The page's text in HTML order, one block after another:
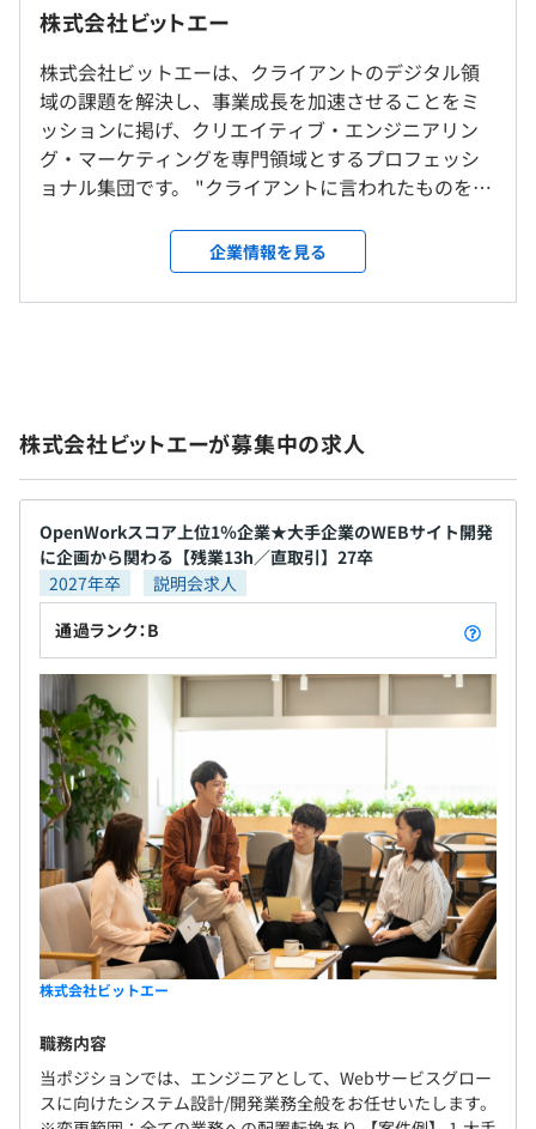
※全体の9割が直案件
ケティングジャパン / ユニクロ / パナソニック / カシオ計
算機 /電通グループ / KADOKAWA / パーソルキャリア / デ
ルフィス /日本経済新聞社 / 博報堂グループ / LINE 他、多
・リモートワーク推奨
・マネジャーとの定期面談
Mac/Winは選択していただけます。
開発言語：
HTML,CSS,JavaScript,TypeScript,PHP,Java,Python,Gola
フレームワーク：
React,Vue.js,Next.js,Node.js,Nuxt.js,FuelPHP,Laravel,Sy
ツール：Slack, Chatwork, Notion,Github
など
案件によってリモート頻度は異なりますが、コミュニケー
就業場所の変更範囲
＜雇入時＞
本社/在宅/客先のいずれか
＜変更範囲＞
会社の定める場所（テレワークを行う場所を含む）
受動喫煙防止措置に関する事項
JR五反田駅 西口から徒歩1分
都営浅草線五反田駅 A1出口から徒歩0分
東急池上線五反田駅 出口から徒歩5分
10:00-19:00
休憩時間：休憩60分 ※昼食時間は業務の都合により各々
平均残業時間：平均13時間/月
・年末年始休暇
・慶弔休暇
・産前産後休暇
・育児休暇
・ワクチン接種休暇制度
・社会保険完備（関東ITソフトウェア）
・交通費支給（上限あり）
・勤続報酬制度（勤続3年経過毎に30万円の報奨金+3連続
有給の付与）
・ベビーシッター補助制度
・確定拠出年金制度
・歓迎ランチ制度
・定期健康診断
・ストレスチェック制度
・部活動制度（フットサル、ボードゲーム、釣り等。会社
補助あり）
・従業員持株制度
・社員紹介制度
・副業制度
研修の有無及び内容
新卒研修
メンター制度の有無
あり
前年度の月平均所定外労働時間の実績
株式会社ビットエー
株式会社ビットエーは、クライアントのデジタル領
域の課題を解決し、事業成長を加速させることをミ
ッションに掲げ、クリエイティブ・エンジニアリン
グ・マーケティングを専門領域とするプロフェッシ
ョナル集団です。 "クライアントに言われたものをつ
サービスの成長を実現するのが我々の仕事である" こ
の考えのもと、クライアントの事業責任者／企画者
とともに膝を突き合わせながらサイトのコンセプト
の課題に共に向き合い、解決していくことで社会に
変化をもたらします。
企業情報を見る
株式会社ビットエーが募集中の求人
OpenWorkスコア上位1％企業★大手企業のWEBサイト開発
に企画から関わる【残業13h／直取引】27卒
2027年卒
説明会求人
通過ランク：B
株式会社ビットエー
職務内容
当ポジションでは、エンジニアとして、Webサービスグロー
スに向けたシステム設計/開発業務全般をお任せいたします。